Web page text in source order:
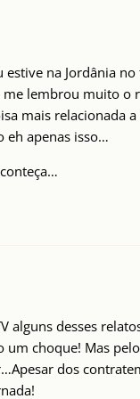
estive na Jordânia
lembrou muito o
mais relacionada
eh apenas isso…
alguns desses
um choque! Mas
dos